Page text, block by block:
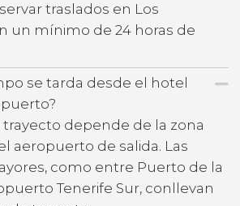
traslados en Los
un mínimo de 24 horas de
se tarda desde el hotel
depende de la zona
aeropuerto de salida. Las
como entre Puerto de la
Tenerife Sur, conllevan